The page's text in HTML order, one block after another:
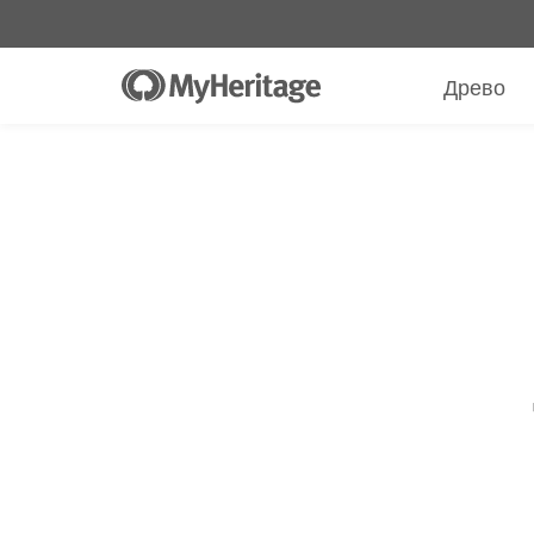
Древо
Всего$19.90*$89+ бесплатная доставка